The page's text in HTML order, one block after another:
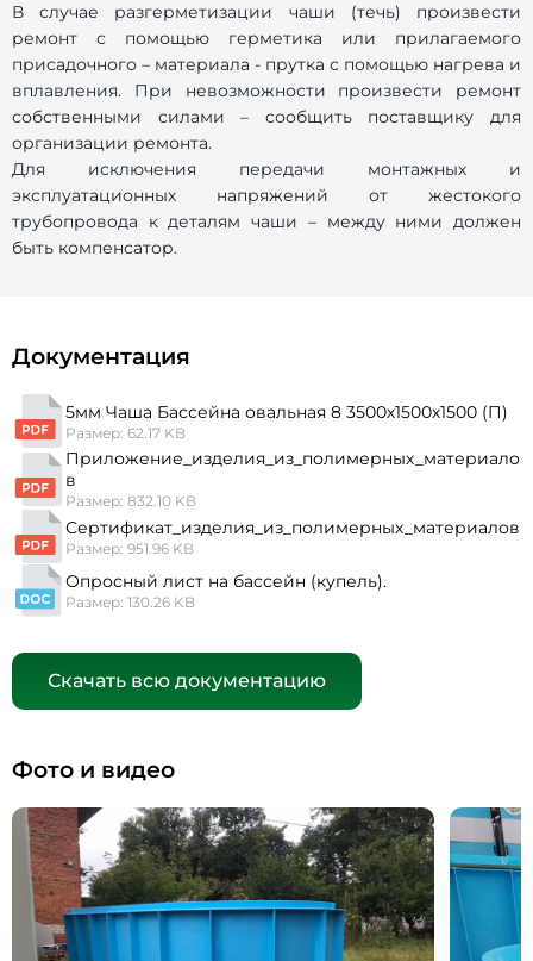
В случае разгерметизации чаши (течь) произвести
ремонт с помощью герметика или прилагаемого
присадочного – материала - прутка с помощью нагрева и
вплавления. При невозможности произвести ремонт
собственными силами – сообщить поставщику для
организации ремонта.
Для исключения передачи монтажных и
эксплуатационных напряжений от жестокого
трубопровода к деталям чаши – между ними должен
быть компенсатор.
Документация
5мм Чаша Бассейна овальная 8 3500х1500х1500 (П)
Размер: 62.17 KB
Приложение_изделия_из_полимерных_материало
в
Размер: 832.10 KB
Сертификат_изделия_из_полимерных_материалов
Размер: 951.96 KB
Опросный лист на бассейн (купель).
Размер: 130.26 KB
Скачать всю документацию
Фото и видео